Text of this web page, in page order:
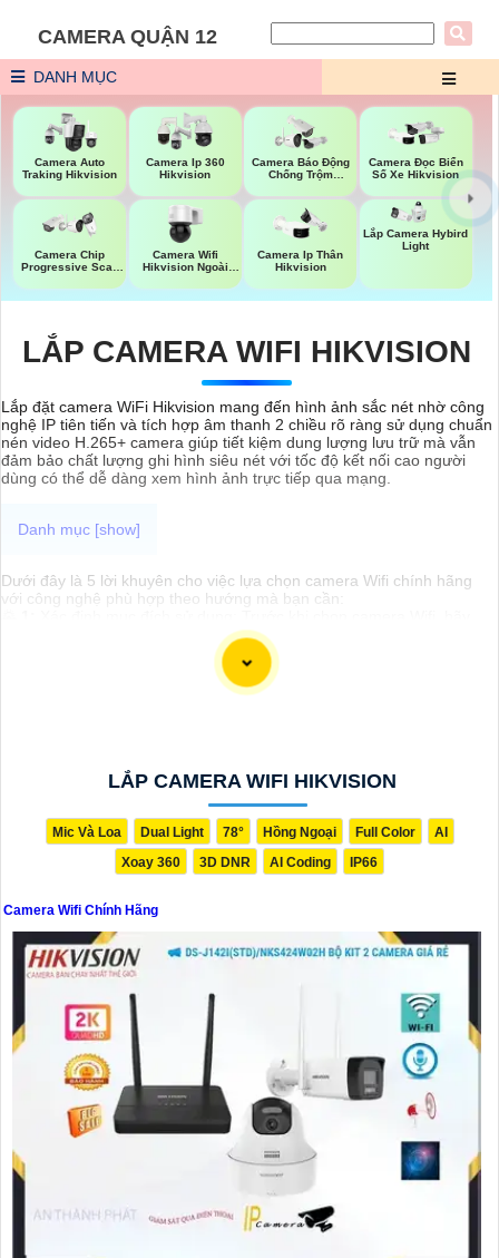
CAMERA QUẬN 12
DANH MỤC
Camera Auto
Traking Hikvision
Camera Ip 360
Hikvision
Camera Báo Động
Chống Trộm
Camera Đọc Biển
Số Xe Hikvision
Camera Chip
Progressive Scan
Camera Wifi
Hikvision Ngoài
Camera Ip Thân
Hikvision
Lắp Camera Hybird
Light
LẮP CAMERA WIFI HIKVISION
Lắp đặt camera WiFi Hikvision mang đến hình ảnh sắc nét nhờ công
nghệ IP tiên tiến và tích hợp âm thanh 2 chiều rõ ràng sử dụng chuẩn
nén video H.265+ camera giúp tiết kiệm dung lượng lưu trữ mà vẫn
đảm bảo chất lượng ghi hình siêu nét với tốc độ kết nối cao người
dùng có thể dễ dàng xem hình ảnh trực tiếp qua mạng.
Dưới đây là 5 lời khuyên cho việc lựa chọn camera Wifi chính hãng
với công nghệ phù hợp theo hướng mà bạn cần:
xác định rõ mục đích sử dụng của bạn như giám sát nhà ở, văn
phòng, cửa hàng, hay môi trường ngoài trời.
Chọn thương hiệu đáng tin cậy: Để chắc chắn hơn chất lượng
và độ bền, hãy chọn camera Wifi từ các thương hiệu nổi tiếng và chất
Đánh giá ứng dụng đi kèm: Đảm bảo rằng ứng dụng đi kèm với
Tham khảo đánh giá và đánh giá của người dùng: Trước khi mua,
hãy đọc đánh giá và nhận xét từ người dùng khác để hiểu rõ hơn về
hiệu suất và chất lượng của sản phẩm.
camera Wifi chính hãng phù hợp với nhu cầu của mình.
LẮP CAMERA WIFI HIKVISION
Mic Và Loa Dual Light 78° Hồng Ngoại Full Color
AI
Xoay 360
3D DNR AI Coding IP66
Camera Wifi Chính Hãng